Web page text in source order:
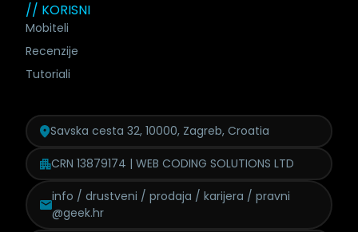
// KORISNI
Mobiteli
Recenzije
Tutoriali
Savska cesta 32, 10000, Zagreb, Croatia
CRN 13879174 | WEB CODING SOLUTIONS LTD
info / drustveni / prodaja / karijera / pravni
@geek.hr